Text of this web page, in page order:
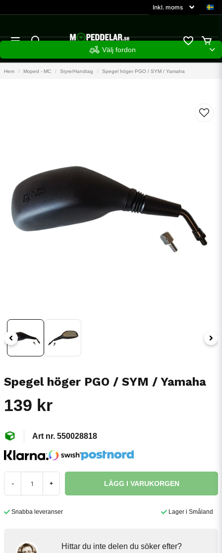
Välj fordon
Hem Moped - MC Styre/Handtag Spegel höger PGO / SYM / Yamaha
Spegel höger PGO / SYM / Yamaha
139 kr
550028818
- + LÄGG I VARUKORGEN
Snabba leveranser Lager i Småland
Hittar du inte delen du söker efter?